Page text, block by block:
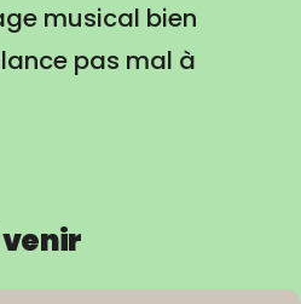
musical bien
pas mal à
venir